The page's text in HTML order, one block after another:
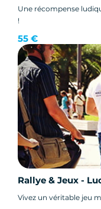
Une récompense
!
55 €
Rallye & Jeux -
Vivez un véritable jeu